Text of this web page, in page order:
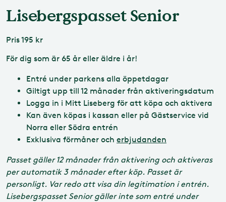
Lisebergspasset Senior
Pris195 kr
För dig som är 65 år eller äldre i år!
Entré under parkens alla öppetdagar
Giltigt upp till 12 månader från aktiveringsdatum
Logga in i Mitt Liseberg för att köpa och aktivera
Kan även köpas i kassan eller på Gästservice vid
Norra eller Södra entrén
Exklusiva förmåner och erbjudanden
Passet gäller 12 månader från aktivering och aktiveras
per automatik 3 månader efter köp. Passet är
personligt. Var redo att visa din legitimation i entrén.
Lisebergspasset Senior gäller inte som entré under